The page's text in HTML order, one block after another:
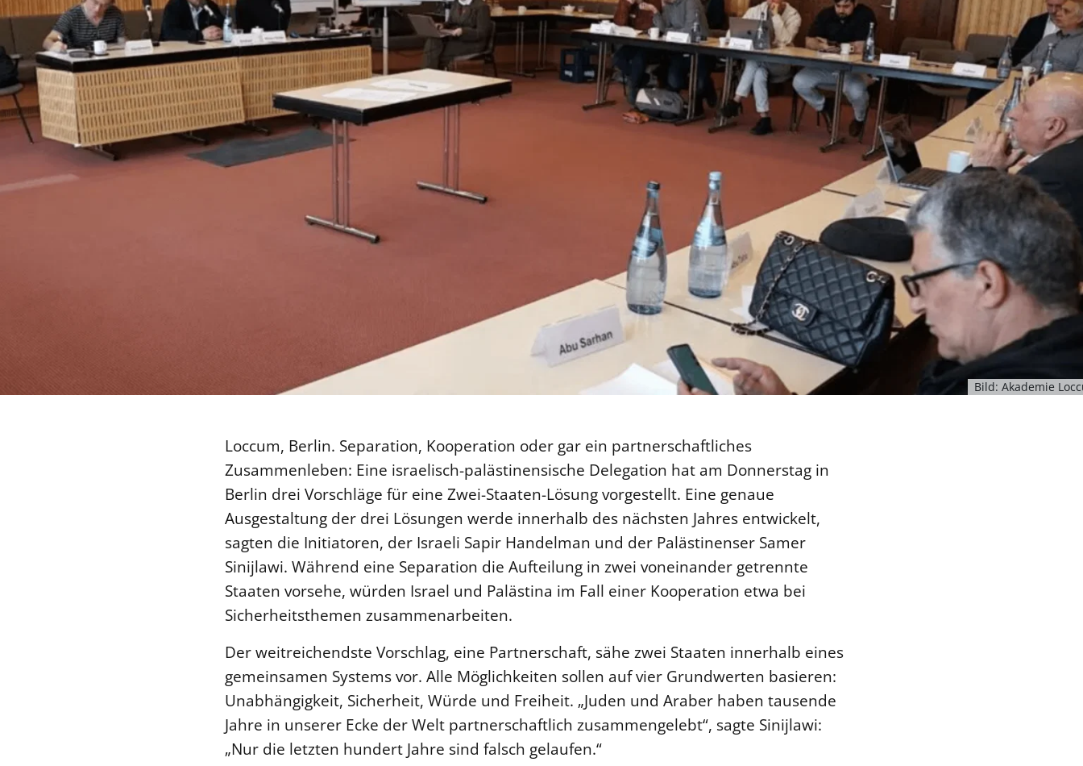
Bild: Akademie
Loccum, Berlin. Separation, Kooperation oder gar ein partnerschaftliches
Zusammenleben: Eine israelisch-palästinensische Delegation hat am Donnerstag in
Berlin drei Vorschläge für eine Zwei-Staaten-Lösung vorgestellt. Eine genaue
Ausgestaltung der drei Lösungen werde innerhalb des nächsten Jahres entwickelt,
sagten die Initiatoren, der Israeli Sapir Handelman und der Palästinenser Samer
Sinijlawi. Während eine Separation die Aufteilung in zwei voneinander getrennte
Staaten vorsehe, würden Israel und Palästina im Fall einer Kooperation etwa bei
Sicherheitsthemen zusammenarbeiten.
Der weitreichendste Vorschlag, eine Partnerschaft, sähe zwei Staaten innerhalb eines
gemeinsamen Systems vor. Alle Möglichkeiten sollen auf vier Grundwerten basieren:
Unabhängigkeit, Sicherheit, Würde und Freiheit. „Juden und Araber haben tausende
Jahre in unserer Ecke der Welt partnerschaftlich zusammengelebt“, sagte Sinijlawi:
„Nur die letzten hundert Jahre sind falsch gelaufen.“